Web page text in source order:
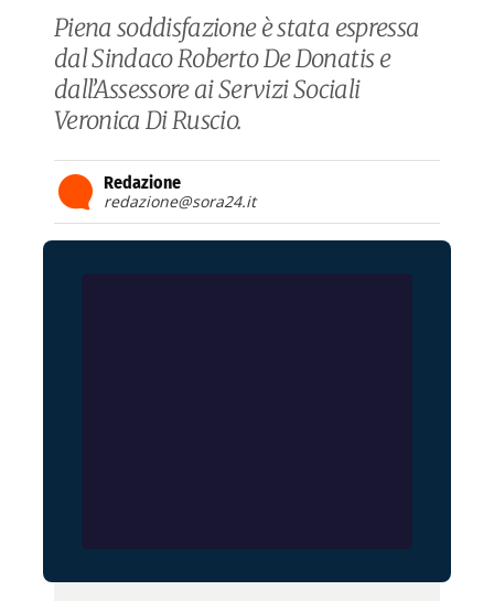
Piena soddisfazione è stata espressa
dal Sindaco Roberto De Donatis e
dall’Assessore ai Servizi Sociali
Veronica Di Ruscio.
Redazione
redazione@sora24.it